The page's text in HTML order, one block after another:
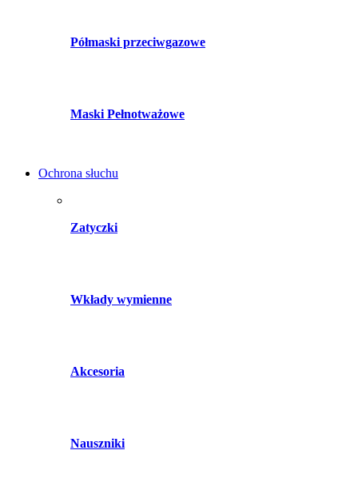
Półmaski przeciwgazowe
Maski Pełnotważowe
Ochrona słuchu
Zatyczki
Wkłady wymienne
Akcesoria
Nauszniki